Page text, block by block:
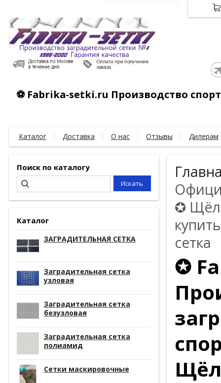
⚽ Fabrika-setki.ru Производство
Каталог Доставка О нас Отзывы Дилерам
Поиск по каталогу
Каталог
ЗАГРАДИТЕЛЬНАЯ СЕТКА
Заградительная сетка
узловая
Заградительная сетка
безузловая
Заградительная сетка
полиамид
Сетки маскировочные
✪
сетка
✪